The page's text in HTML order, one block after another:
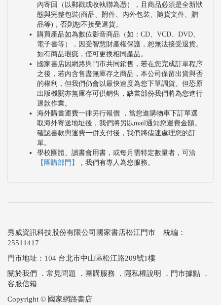
內寄回（以郵戳或收執聯為憑），且商品必須是全新狀
態與完整包裝(商品、附件、內外包裝、隨貨文件、贈
品等)，否則恕不接受退貨。
購買產品如為數位影音商品（如：CD、VCD、DVD、
電子書等），因受智慧財產權保護，恕無法接受退貨。
如有商品瑕疵，僅可更換相同產品。
國家書店因網路與門市共同銷售，若在您完成訂單程序
之後，若內含售盡無庫存之商品，本公司保留出貨與否
的權利，但我們仍會以最快速度為您下單調貨。但恐原
出版機關亦無庫存可供銷售，缺書部份我們將為您進行
退款作業。
海外購書運費一律另行報價 ，當您進購物車下訂單選
取海外寄送地址後，我們將另以mail通知您運費金額。
確認書款與運費一併支付後，我們將儘速處理您的訂
單。
學校團體、讀書會用書，或每月需特定數量者，可洽
【團購部門】
，我們有專人為您服務。
秀威資訊科技股份有限公司國家書店松江門市 統編：
25511417
門市地址：104 台北市中山區松江路209號1樓
關於我們
． 常見問題 ． 團購服務 ． 隱私權說明 ． 門市據點 ．
客服信箱
Copyright © 國家網路書店